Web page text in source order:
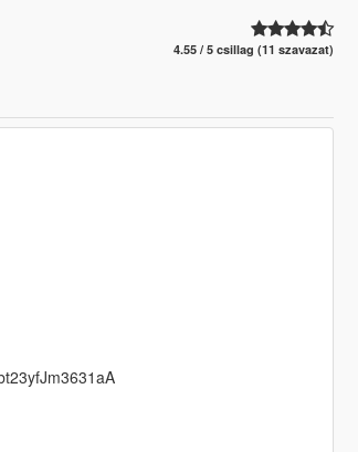
4.55 / 5 csillag (11 szavazat)